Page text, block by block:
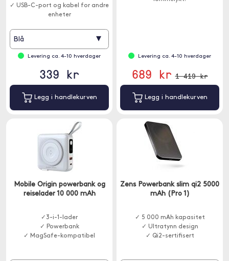
✓ USB-C-port og kabel for andre
enheter
Blå ▾
Levering ca. 4-10 hverdager
339 kr
Legg i handlekurven
Levering ca. 4-10 hverdager
689 kr 1 419 kr
Legg i handlekurven
Mobile Origin powerbank og
reiselader 10 000 mAh
✓3-i-1-lader
✓ Powerbank
✓ MagSafe-kompatibel
Zens Powerbank slim qi2 5000
mAh (Pro 1)
✓ 5 000 mAh kapasitet
✓ Ultratynn design
✓ Qi2-sertifisert